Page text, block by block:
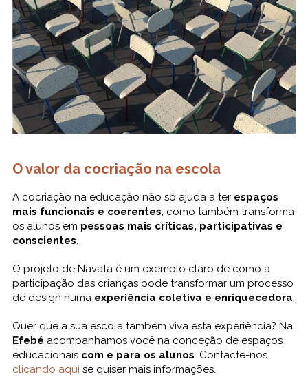
O valor da cocriação na escola
A cocriação na educação não só ajuda a ter espaços
mais funcionais e coerentes, como também transforma
os alunos em pessoas mais críticas, participativas e
conscientes.
O projeto de Navata é um exemplo claro de como a
participação das crianças pode transformar um processo
de design numa experiência coletiva e enriquecedora.
Quer que a sua escola também viva esta experiência? Na
Efebé acompanhamos você na conceção de espaços
educacionais com e para os alunos. Contacte-nos
clicando aqui se quiser mais informações.